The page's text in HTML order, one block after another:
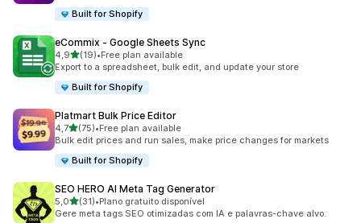
Built for Shopify
eCommix ‑ Google Sheets Sync
4,9de 5 estrelas
(19)
19 total de avaliações
•Free plan available
Export to a spreadsheet, bulk edit, and update your store
Built for Shopify
Platmart Bulk Price Editor
4,7de 5 estrelas
(75)
75 total de avaliações
•Free plan available
Bulk edit prices and run sales, make price changes for markets
Built for Shopify
SEO HERO AI Meta Tag Generator
5,0de 5 estrelas
(31)
31 total de avaliações
•Plano gratuito disponível
Gere meta tags SEO otimizadas com IA e palavras-chave alvo.